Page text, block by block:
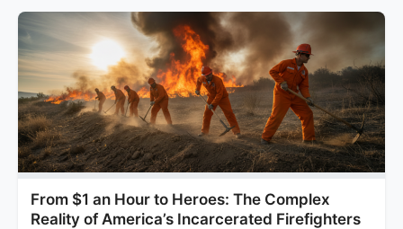
From $1 an Hour to Heroes: The Complex
Reality of America’s Incarcerated Firefighters